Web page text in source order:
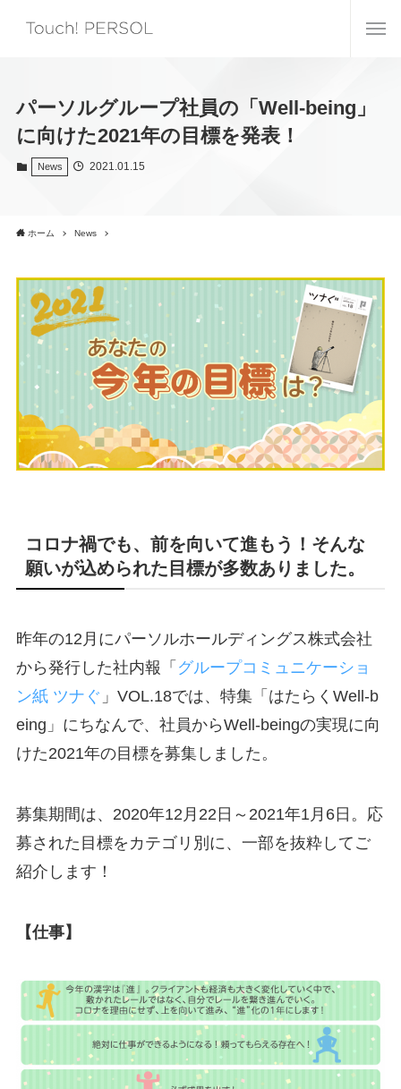
パーソルグループ社員の「Well-being」
に向けた2021年の目標を発表！
News 2021.01.15
ホーム News
コロナ禍でも、前を向いて進もう！そんな
願いが込められた目標が多数ありました。
昨年の12月にパーソルホールディングス株式会社
から発行した社内報「 グループコミュニケーショ
ン紙 ツナぐ 」VOL.18では、特集「はたらくWell-b
eing」にちなんで、社員からWell-beingの実現に向
けた2021年の目標を募集しました。
募集期間は、2020年12月22日～2021年1月6日。応
募された目標をカテゴリ別に、一部を抜粋してご
紹介します！
【仕事】